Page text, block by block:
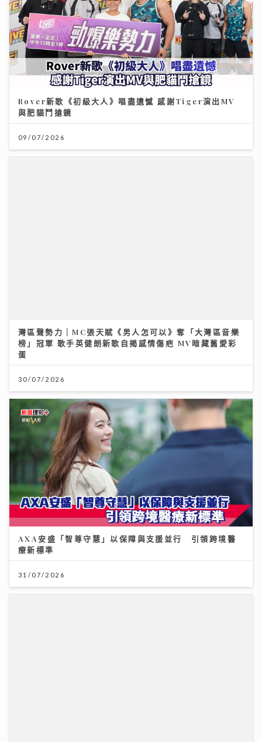
Rover新歌《初級大人》唱盡遺憾 感謝Tiger演出MV
與肥貓鬥搶鏡
09/07/2026
灣區聲勢力｜MC張天賦《男人怎可以》奪「大灣區音樂
榜」冠軍 歌手英健朗新歌自揭感情傷疤 MV暗藏舊愛彩
蛋
30/07/2026
AXA安盛「智尊守慧」以保障與支援並行 引領跨境醫
療新標準
31/07/2026